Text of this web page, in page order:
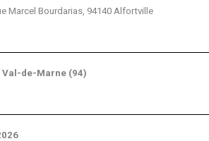
Marcel Bourdarias, 94140 Alfortville
Val-de-Marne (94)